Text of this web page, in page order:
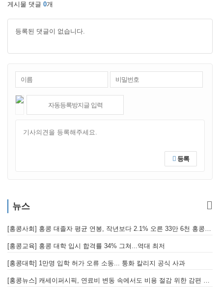
게시물 댓글 0개
등록된 댓글이 없습니다.
등록
뉴스
[홍콩사회] 홍콩 대졸자 평균 연봉, 작년보다 2.1% 오른 33만 6천 홍콩달러 기록
[홍콩교육] 홍콩 대학 입시 합격률 34% 그쳐...역대 최저
[홍콩대학] 1만명 입학 허가 오류 소동... 퉁화 칼리지 공식 사과
[홍콩뉴스] 캐세이퍼시픽, 연료비 변동 속에서도 비용 절감 위한 감편 계획 없어